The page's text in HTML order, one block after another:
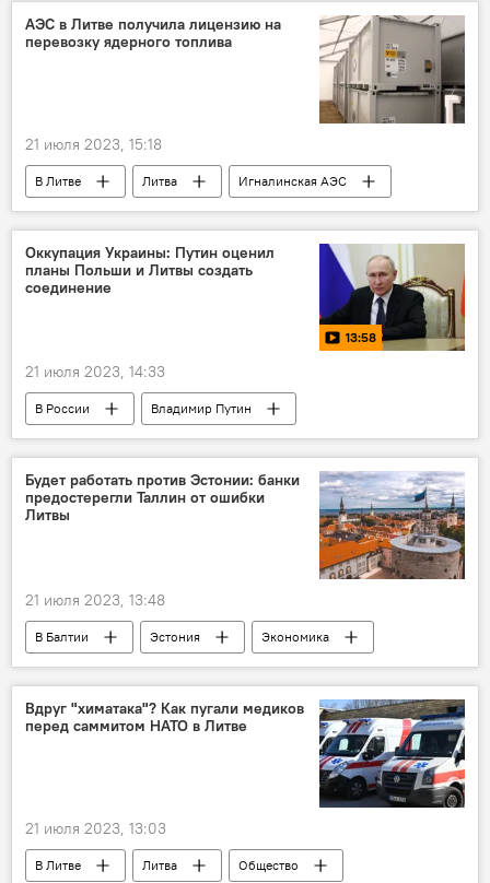
Минобороны РФ
АЭС в Литве получила лицензию на
перевозку ядерного топлива
21 июля 2023, 15:18
В Литве Литва Игналинская АЭС
Оккупация Украины: Путин оценил
планы Польши и Литвы создать
соединение
13:58
21 июля 2023, 14:33
В России
Владимир Путин
Спецоперация России по защите Донбасса
Россия
Украина
Польша
Запад
Будет работать против Эстонии: банки
предостерегли Таллин от ошибки
Литвы
21 июля 2023, 13:48
В Балтии Эстония
Экономика
налог
банк
финансы
средства
Вдруг "химатака"? Как пугали медиков
перед саммитом НАТО в Литве
21 июля 2023, 13:03
В Литве Литва
Общество